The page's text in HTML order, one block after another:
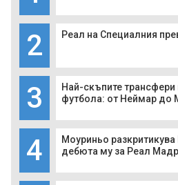
2 Реал на Специалния
3
Най-скъпите трансфери
футбола: от Неймар до
4
Моуриньо
дебюта му за Реал